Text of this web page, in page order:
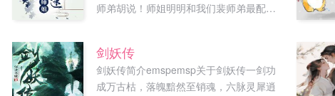
师弟胡说！师姐明明和我们裴师弟最配！
得简直天衣无缝！落云宗小霸王瞎说什么
呢？！卿师姐是我们祝余师兄的道侣！他
可是天生剑体，他们生来就最配，你们死
剑妖传
剑妖传简介emspemsp关于剑妖传一剑功
成万古枯，落魄黯然至销魂，六脉灵犀逍